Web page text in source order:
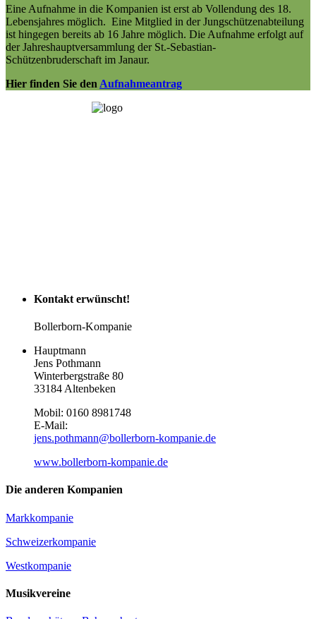
Eine Aufnahme in die Kompanien ist erst ab Vollendung des 18.
Lebensjahres möglich. Eine Mitglied in der Jungschützenabteilung
ist hingegen bereits ab 16 Jahre möglich. Die Aufnahme erfolgt auf
der Jahreshauptversammlung der St.-Sebastian-
Schützenbruderschaft im Janaur.
Hier finden Sie den Aufnahmeantrag
Kontakt erwünscht!
Bollerborn-Kompanie
Hauptmann
Jens Pothmann
Winterbergstraße 80
33184 Altenbeken
Mobil: 0160 8981748
E-Mail:
jens.pothmann@bollerborn-kompanie.de
www.bollerborn-kompanie.de
Die anderen Kompanien
Markkompanie
Schweizerkompanie
Westkompanie
Musikvereine